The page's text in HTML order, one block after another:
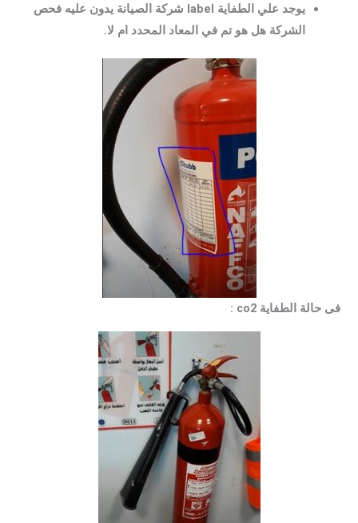
يوجد علي الطفاية label شركة الصيانة يدون عليه فحص
الشركة هل هو تم في المعاد المحدد ام لا.
فى حالة الطفاية co2 :